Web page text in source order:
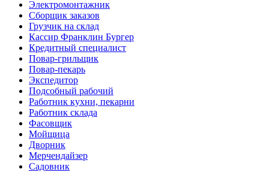
Электромонтажник
Сборщик заказов
Грузчик на склад
Кассир Франклин Бургер
Кредитный специалист
Повар-грильщик
Повар-пекарь
Экспедитор
Подсобный рабочий
Работник кухни, пекарни
Работник склада
Фасовщик
Мойщица
Дворник
Мерчендайзер
Садовник